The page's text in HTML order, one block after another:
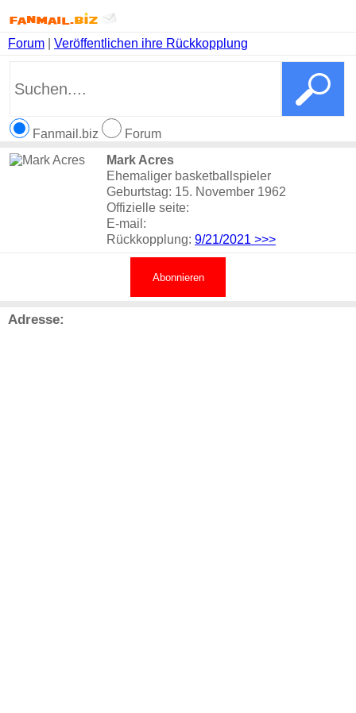
Forum Veröffentlichen ihre Rückkopplung
Fanmail.biz
Forum
Mark Acres
Ehemaliger basketballspieler
Geburtstag: 15. November 1962
Offizielle seite:
E-mail:
Rückkopplung: 9/21/2021 >>>
Abonnieren
Adresse: